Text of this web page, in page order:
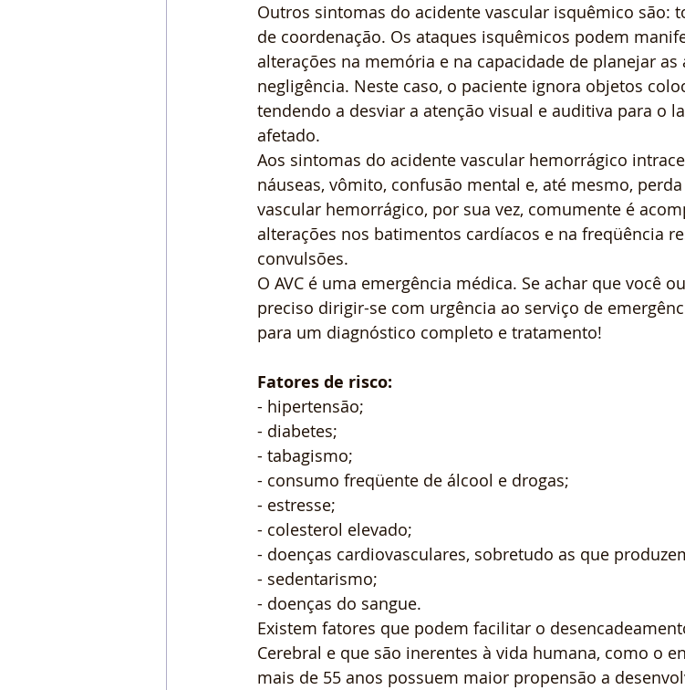
Outros sintomas do acidente vascular isquêmico são:
de coordenação. Os ataques isquêmicos podem
alterações na memória e na capacidade de planejar
negligência. Neste caso, o paciente ignora objetos
tendendo a desviar a atenção visual e auditiva para o
afetado.
Aos sintomas do acidente vascular hemorrágico
náuseas, vômito, confusão mental e, até mesmo,
vascular hemorrágico, por sua vez, comumente é
alterações nos batimentos cardíacos e na freqüência
convulsões.
O AVC é uma emergência médica. Se achar que você
preciso dirigir-se com urgência ao serviço de
para um diagnóstico completo e tratamento!
Fatores de risco:
- hipertensão;
- diabetes;
- tabagismo;
- consumo freqüente de álcool e drogas;
- estresse;
- colesterol elevado;
- doenças cardiovasculares, sobretudo as que
- sedentarismo;
- doenças do sangue.
Existem fatores que podem facilitar o
Cerebral e que são inerentes à vida humana, como o
mais de 55 anos possuem maior propensão a